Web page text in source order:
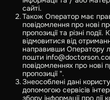
сайті.
Також Оператор має
повідомлення про нові
пропозиції та різні
відмовитися від
направивши Оператору
пошти
повідомленнях про нові
пропозиції ".
Знеособлені дані
допомогою сервісів
збору інформації про дії